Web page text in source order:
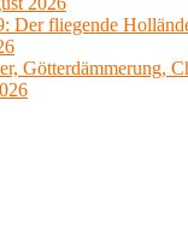
Der fliegende
Götterdämmerung,